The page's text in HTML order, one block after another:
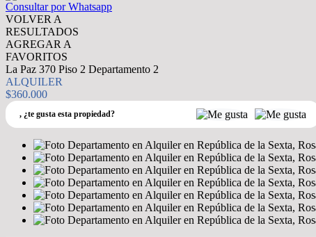
Consultar por Whatsapp
VOLVER A
RESULTADOS
AGREGAR A
FAVORITOS
La Paz 370 Piso 2 Departamento 2
ALQUILER
$360.000
, ¿te gusta esta propiedad?